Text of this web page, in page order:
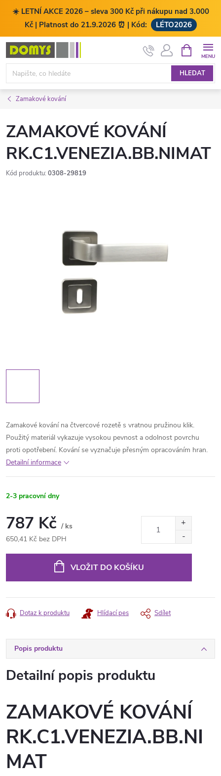
☀️ LETNÍ AKCE 2026 – sleva 300 Kč při nákupu nad 3.000
Kč | Platnost do 21.9.2026 ⏰ | Kód:
LÉTO2026
Přejít
obsah
HLEDAT
NÁKUPNÍ
KOŠÍK
Zamakové kování
ZAMAKOVÉ KOVÁNÍ
RK.C1.VENEZIA.BB.NIMAT
Kód produktu: 0308-29819
Zamakové kování na čtvercové rozetě s vratnou pružinou klik.
Použitý materiál vykazuje vysokou pevnost a odolnost povrchu
proti opotřebení. Kování se vyznačuje přesným opracováním hran.
Detailní informace
2-3 pracovní dny
787 Kč / ks
650,41 Kč bez DPH
VLOŽIT DO KOŠÍKU
Dotaz k produktu Hlídací pes Sdílet
Popis produktu
Detailní popis produktu
ZAMAKOVÉ KOVÁNÍ
RK.C1.VENEZIA.BB.NI
MAT